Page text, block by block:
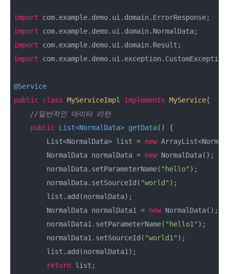
import
import
import
import
@Service
public class MyServiceImpl implements MyService{
//일반적인 데이터 리턴
public List<NormalData> getData()
{
        List<NormalData> list =
new
        NormalData normalData =
new NormalData();
        normalData.setParameterName(
"hello" );
        normalData.setSourceId(
"world" );
        list.add(normalData);
        NormalData normalData1 =
new NormalData();
        normalData1.setParameterName(
"hello1" );
        normalData1.setSourceId(
"world1" );
        list.add(normalData1);
return list;